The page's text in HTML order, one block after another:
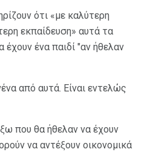
ότι «με καλύτερη
εκπαίδευση» αυτά τα
έχουν ένα παιδί "αν ήθελαν
από αυτά. Είναι εντελώς
που θα ήθελαν να έχουν
να αντέξουν οικονομικά